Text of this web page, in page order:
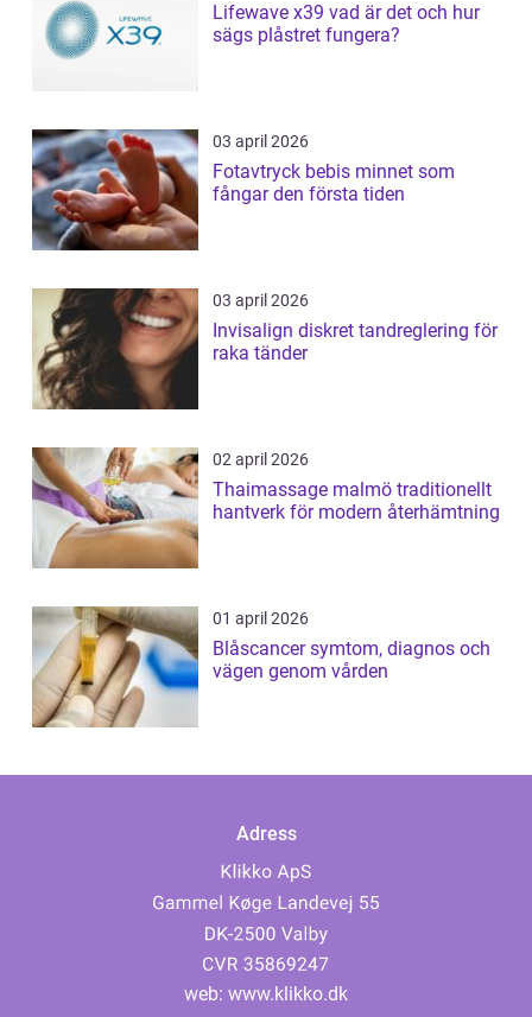
Lifewave x39 vad är det och hur
sägs plåstret fungera?
03 april 2026
Fotavtryck bebis minnet som
fångar den första tiden
03 april 2026
Invisalign diskret tandreglering för
raka tänder
02 april 2026
Thaimassage malmö traditionellt
hantverk för modern återhämtning
01 april 2026
Blåscancer symtom, diagnos och
vägen genom vården
Adress
web: www.klikko.dk